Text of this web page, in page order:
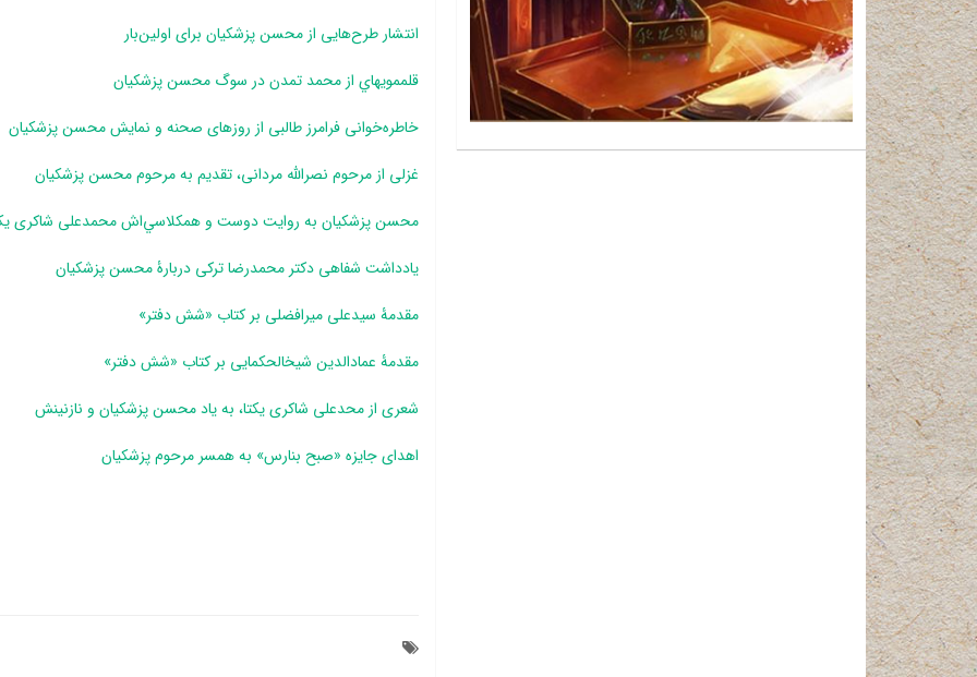
انتشار طرح‌هایی از محسن پزشکیان برای اولین‌بار
قلم‎مويه‎اي از محمد تمدن در سوگ محسن پزشکيان
خاطره‌خوانی فرامرز طالبی از روزهای صحنه و نمایش محسن پزشکیان
غزلی از مرحوم نصرالله مردانی، تقدیم به مرحوم محسن پزشکیان
محسن پزشکيان به روايت دوست و هم‎کلاسي‎‎‌اش محمدعلی شاکری یکتا
یادداشت شفاهی دکتر محمدرضا ترکی دربارۀ محسن پزشکیان
مقدمۀ سیدعلی میرافضلی بر کتاب «شش دفتر»
مقدمۀ عمادالدین شیخ­الحکمایی بر کتاب «شش دفتر»
شعری از محدعلی شاکری یکتا، به یاد محسن پزشکیان و نازنینش
اهدای جایزه «صبح بنارس» به همسر مرحوم پزشکیان